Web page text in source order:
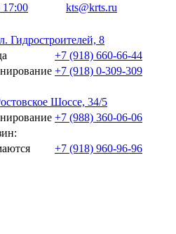
17:00
kts@krts.ru
Гидростроителей, 8
+7 (918) 660-66-44
+7 (918) 0-309-309
Шоссе, 34/5
+7 (988) 360-06-06
+7 (918) 960-96-96